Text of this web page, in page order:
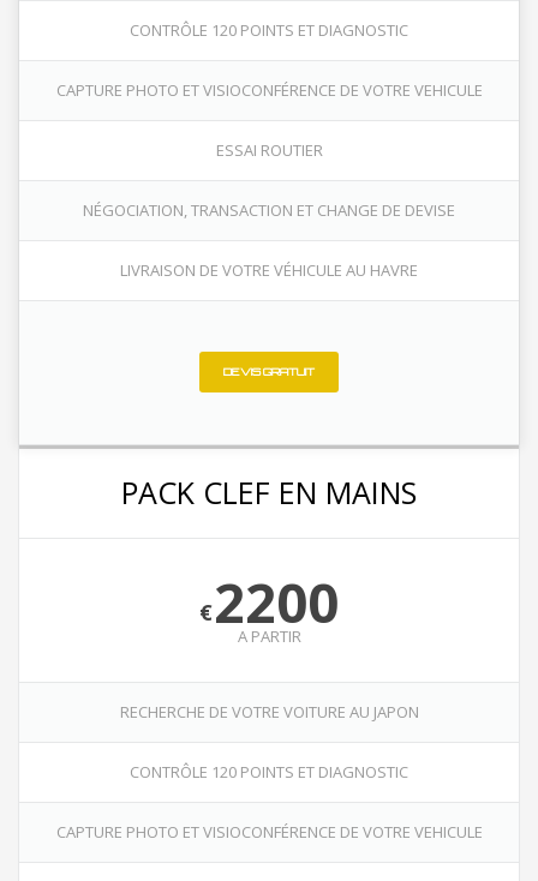
CONTRÔLE 120 POINTS ET DIAGNOSTIC
CAPTURE PHOTO ET VISIOCONFÉRENCE DE VOTRE VEHICULE
ESSAI ROUTIER
NÉGOCIATION, TRANSACTION ET CHANGE DE DEVISE
LIVRAISON DE VOTRE VÉHICULE AU HAVRE
DEVIS GRATUIT
PACK CLEF EN MAINS
€2200
A PARTIR
RECHERCHE DE VOTRE VOITURE AU JAPON
CONTRÔLE 120 POINTS ET DIAGNOSTIC
CAPTURE PHOTO ET VISIOCONFÉRENCE DE VOTRE VEHICULE